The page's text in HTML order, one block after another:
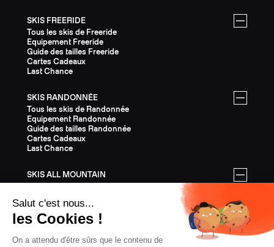
SKIS FREERIDE
Tous les skis de Freeride
Equipement Freeride
Guide des tailles Freeride
Cartes Cadeaux
Last Chance
SKIS RANDONNÉE
Tous les skis de Randonnée
Equipement Randonnée
Guide des tailles Randonnée
Cartes Cadeaux
Last Chance
SKIS ALL MOUNTAIN
Guide des tailles All Mountain
Cartes Cadeaux
Last Chance